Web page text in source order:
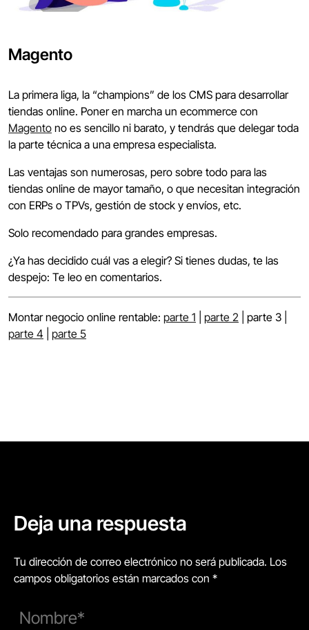
Magento
La primera liga, la “champions” de los CMS para desarrollar
tiendas online. Poner en marcha un ecommerce con
Magento no es sencillo ni barato, y tendrás que delegar toda
la parte técnica a una empresa especialista.
Las ventajas son numerosas, pero sobre todo para las
tiendas online de mayor tamaño, o que necesitan integración
con ERPs o TPVs, gestión de stock y envíos, etc.
Solo recomendado para grandes empresas.
¿Ya has decidido cuál vas a elegir? Si tienes dudas, te las
despejo: Te leo en comentarios.
Montar negocio online rentable: parte 1 parte 2 | parte 3 |
parte 4
parte 5
Deja una respuesta
Tu dirección de correo electrónico no será publicada. Los
campos obligatorios están marcados con *